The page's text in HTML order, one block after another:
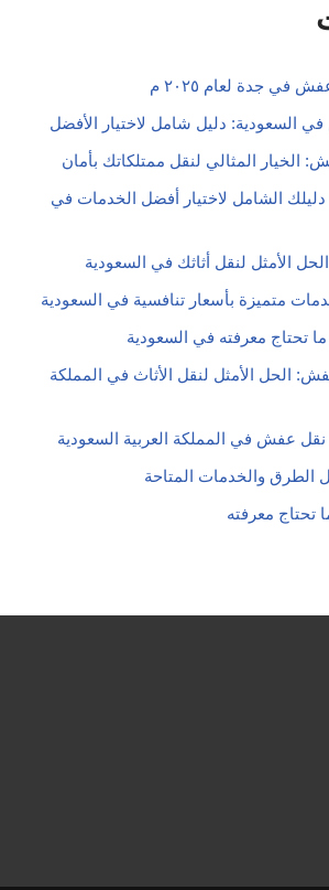
السعودية: دليل شامل لاختيار الأفضل
الخيار المثالي لنقل ممتلكاتك بأمان
دليلك الشامل لاختيار أفضل الخدمات في
الأمثل لنقل أثاثك في السعودية
متميزة بأسعار تنافسية في السعودية
تحتاج معرفته في السعودية
الحل الأمثل لنقل الأثاث في المملكة
عفش في المملكة العربية السعودية
والخدمات المتاحة
معرفته